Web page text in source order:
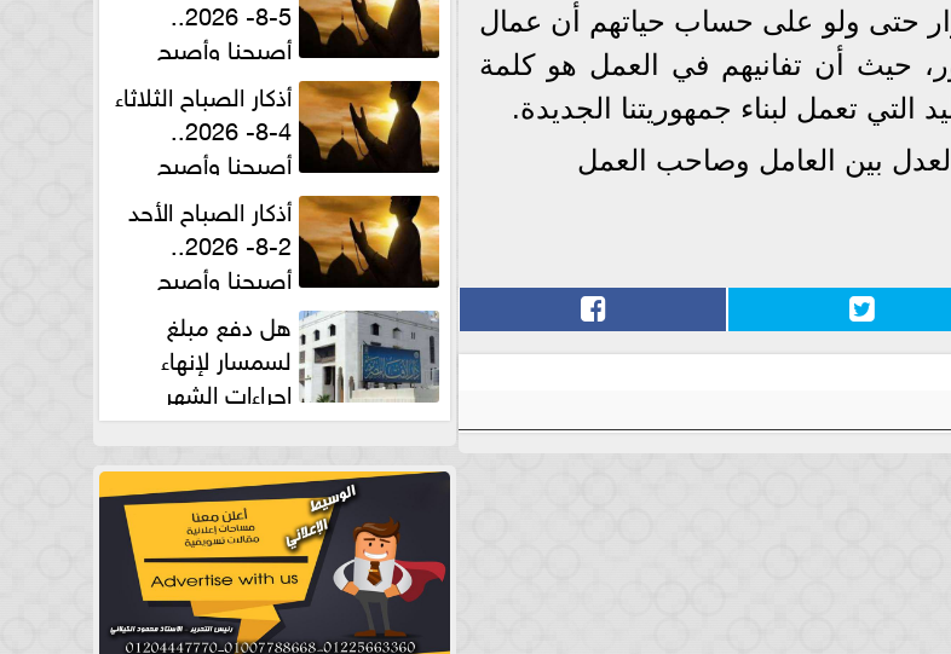
حتى ولو على حساب حياتهم أن عمال
حيث أن تفانيهم في العمل هو كلمة
التي تعمل لبناء جمهوريتنا الجديدة.
بين العامل وصاحب العمل
5-8- 2026..
أصبحنا وأصبح
الملك لله والحمد للهأذكار الصباح الثلاثاء
4-8- 2026..
أصبحنا وأصبح
الملك لله والحمد للهأذكار الصباح الأحد
2-8- 2026..
أصبحنا وأصبح
الملك لله والحمد للههل دفع مبلغ
لسمسار لإنهاء
إجراءات الشهر
العقارى حلال؟.. أمين الفتوى يجيب